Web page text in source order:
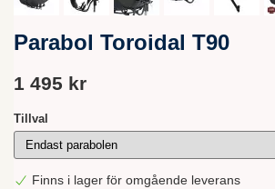
Parabol Toroidal T90
1 495 kr
Tillval
Finns i lager för omgående leverans